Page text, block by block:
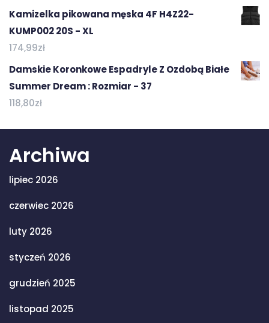
Kamizelka pikowana męska 4F H4Z22-
KUMP002 20S - XL
174,99zł
Damskie Koronkowe Espadryle Z Ozdobą Białe
Summer Dream : Rozmiar - 37
118,80zł
Archiwa
lipiec 2026
czerwiec 2026
luty 2026
styczeń 2026
grudzień 2025
listopad 2025